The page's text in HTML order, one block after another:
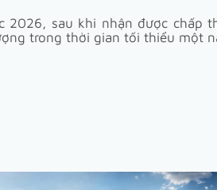
sau khi nhận được chấp
trong thời gian tối thiểu một